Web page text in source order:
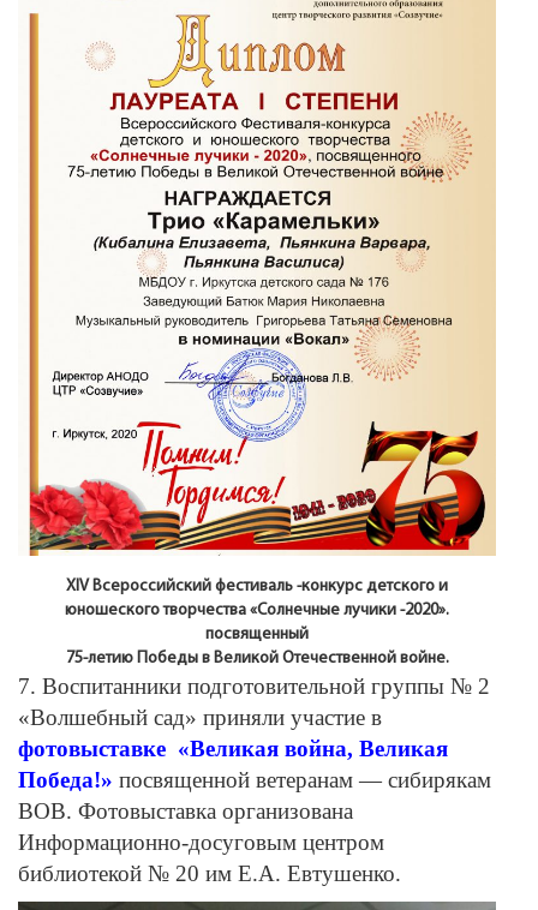
XIV Всероссийский фестиваль -конкурс детского и
юношеского творчества «Солнечные лучики -2020».
посвященный
75-летию Победы в Великой Отечественной войне.
7. Воспитанники подготовительной группы № 2
«Волшебный сад» приняли участие в
фотовыставке «Великая война, Великая
Победа!» посвященной ветеранам — сибирякам
ВОВ. Фотовыставка организована
Информационно-досуговым центром
библиотекой № 20 им Е.А. Евтушенко.